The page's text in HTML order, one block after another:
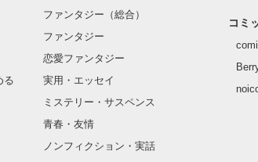
る
ファンタジー（総合）
ファンタジー
恋愛ファンタジー
実用・エッセイ
ミステリー・サスペンス
青春・友情
ノンフィクション・実話
コミ